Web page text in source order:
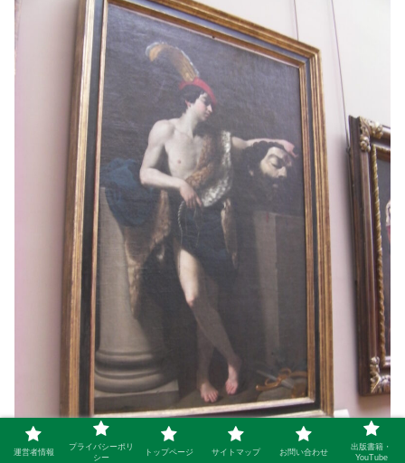
運営者情報
プライバシーポリ
シー
トップページ サイトマップ お問い合わせ
出版書籍・
YouTube